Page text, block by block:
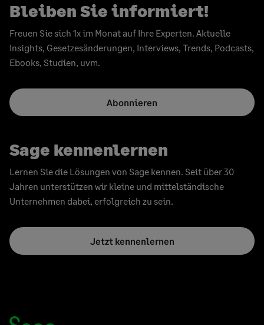
Bleiben Sie informiert!
Freuen Sie sich 1x im Monat auf Ihre Experten. Aktuelle
Insights, Gesetzesänderungen, Interviews, Trends, Podcasts,
Ebooks, Studien, uvm.
Abonnieren
Sage kennenlernen
Lernen Sie die Lösungen von Sage kennen. Seit über 30
Jahren unterstützen wir kleine und mittelständische
Unternehmen dabei, erfolgreich zu sein.
Jetzt kennenlernen